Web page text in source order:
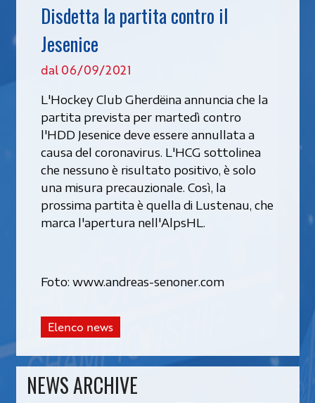
Disdetta la partita contro il
Jesenice
dal 06/09/2021
L'Hockey Club Gherdëina annuncia che la
partita prevista per martedì contro
l'HDD Jesenice deve essere annullata a
causa del coronavirus. L'HCG sottolinea
che nessuno è risultato positivo, è solo
una misura precauzionale. Così, la
prossima partita è quella di Lustenau, che
marca l'apertura nell'AlpsHL.
Foto: www.andreas-senoner.com
Elenco news
NEWS ARCHIVE